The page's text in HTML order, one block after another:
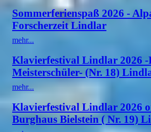
Sommerferienspaß 2026 -
Forscherzeit Lindlar
mehr...
Klavierfestival Lindlar 2026 -
Meisterschüler- (Nr. 18)
mehr...
Klavierfestival Lindlar 2026
Burghaus Bielstein ( Nr. 19)